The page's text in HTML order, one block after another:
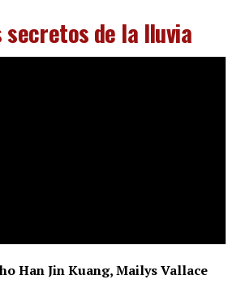
secretos de la lluvia
Han Jin Kuang, Mailys Vallace